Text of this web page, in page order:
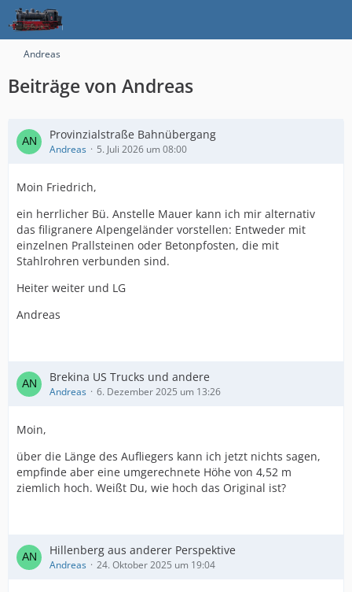
Andreas
Beiträge von Andreas
Provinzialstraße Bahnübergang
Andreas 5. Juli 2026 um 08:00
Moin Friedrich,
ein herrlicher Bü. Anstelle Mauer kann ich mir alternativ
das filigranere Alpengeländer vorstellen: Entweder mit
einzelnen Prallsteinen oder Betonpfosten, die mit
Stahlrohren verbunden sind.
Heiter weiter und LG
Andreas
Brekina US Trucks und andere
Andreas 6. Dezember 2025 um 13:26
Moin,
über die Länge des Aufliegers kann ich jetzt nichts sagen,
empfinde aber eine umgerechnete Höhe von 4,52 m
ziemlich hoch. Weißt Du, wie hoch das Original ist?
Hillenberg aus anderer Perspektive
Andreas 24. Oktober 2025 um 19:04